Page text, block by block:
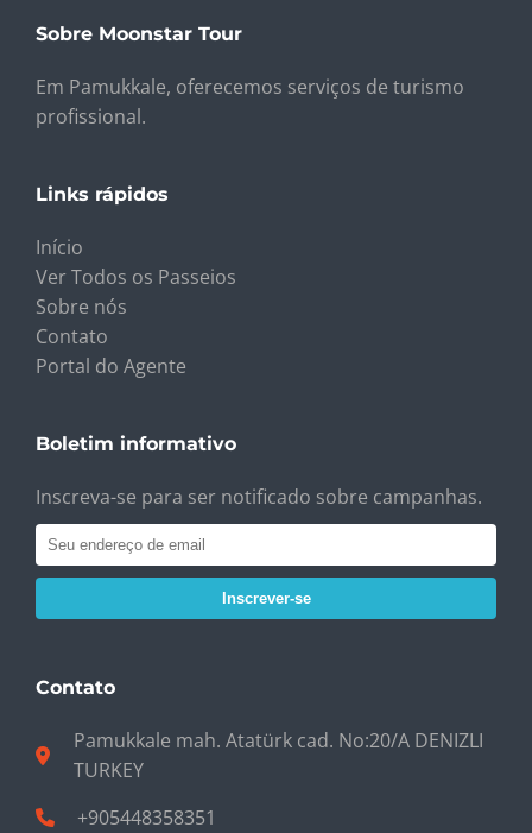
Sobre Moonstar Tour
Em Pamukkale, oferecemos serviços de turismo
profissional.
Links rápidos
Início
Ver Todos os Passeios
Sobre nós
Contato
Portal do Agente
Boletim informativo
Inscreva-se para ser notificado sobre campanhas.
Inscrever-se
Contato
Pamukkale mah. Atatürk cad. No:20/A DENIZLI
TURKEY
+905448358351